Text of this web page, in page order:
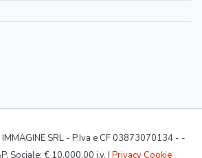
SRL - P.Iva e CF 03873070134 - -
Sociale: € 10.000,00 i.v. | Privacy Cookie